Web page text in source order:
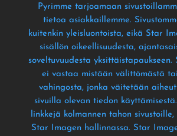
Pyrimme tarjoamaan
tietoa asiakkaillemme.
kuitenkin yleisluontoista, eikä Star
sisällön oikeellisuudesta,
soveltuvuudesta yksittäistapaukseen.
ei vastaa mistään välittömästä
vahingosta, jonka väitetään
sivuilla olevan tiedon käyttämisestä
linkkejä kolmannen tahon sivustoille,
Star Imagen hallinnassa. Star